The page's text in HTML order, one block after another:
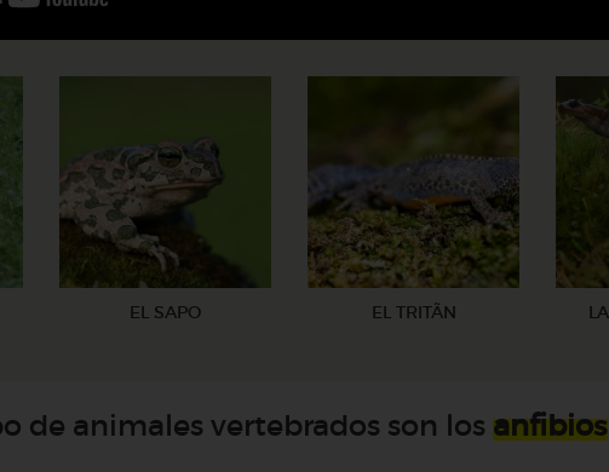
EL SAPO EL TRITÃN
de animales vertebrados son los anfibios